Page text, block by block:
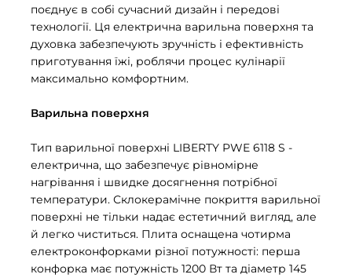
поєднує в собі сучасний дизайн і передові
технології. Ця електрична варильна поверхня та
духовка забезпечують зручність і ефективність
приготування їжі, роблячи процес кулінарії
максимально комфортним.
Варильна поверхня
Тип варильної поверхні LIBERTY PWE 6118 S -
електрична, що забезпечує рівномірне
нагрівання і швидке досягнення потрібної
температури. Склокерамічне покриття варильної
поверхні не тільки надає естетичний вигляд, але
й легко чиститься. Плита оснащена чотирма
електроконфорками різної потужності: перша
конфорка має потужність 1200 Вт та діаметр 145